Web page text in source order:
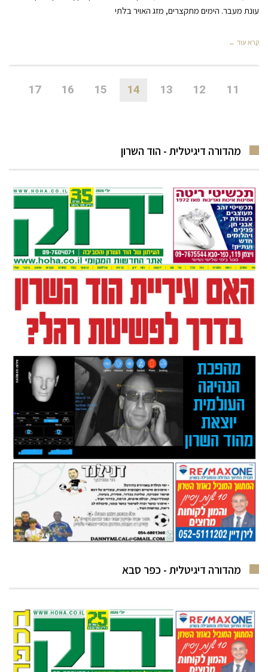
עונת מעבר. הימים מתקצרים, מזג האויר בלתי
קרא עוד ←
11
12
13
14
15
16
17
מהדורה דיגיטלית - הוד השרון
מהדורה דיגיטלית - כפר סבא